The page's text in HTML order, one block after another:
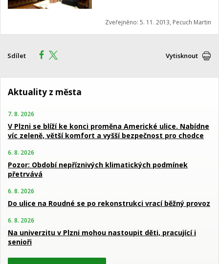
Zveřejněno: 5. 11. 2013, Pecuch Martin
Sdílet Vytisknout
Aktuality z města
7. 8. 2026
V Plzni se blíží ke konci proměna Americké ulice. Nabídne
víc zeleně, větší komfort a vyšší bezpečnost pro chodce
6. 8. 2026
Pozor: Období nepříznivých klimatických podmínek
přetrvává
6. 8. 2026
Do ulice na Roudné se po rekonstrukci vrací běžný provoz
6. 8. 2026
Na univerzitu v Plzni mohou nastoupit děti, pracující i
senioři